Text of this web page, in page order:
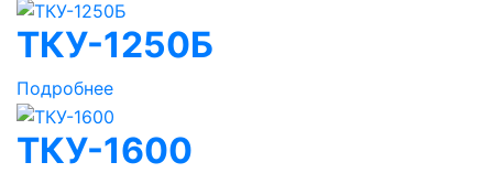
ТКУ-1250Б
Подробнее
ТКУ-1600